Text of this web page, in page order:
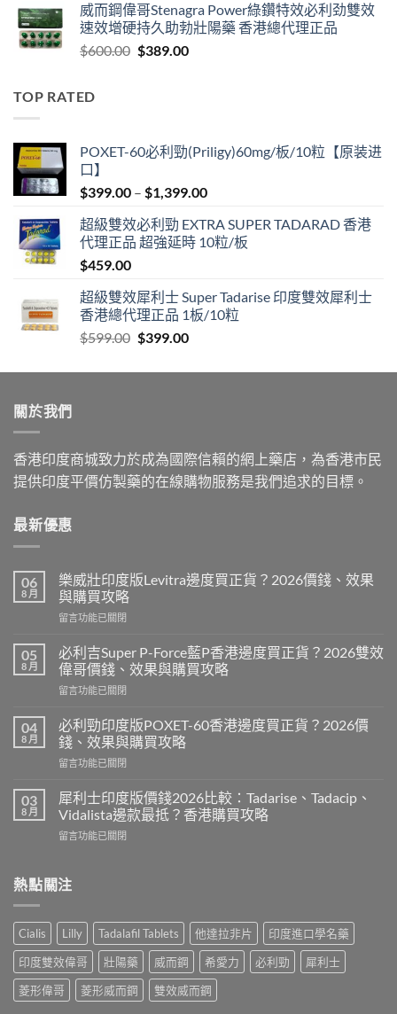
$399.00
through
威而鋼偉哥Stenagra Power綠鑽特效必利劲雙效
速效增硬持久助勃壯陽藥 香港總代理正品
$600.00 Original
$389.00Current
TOP RATED
POXET-60必利勁(Priligy)60mg/板/10粒【原装进
口】
$399.00 – $1,399.00Price
$399.00
through
超級雙效必利勁 EXTRA SUPER TADARAD 香港
代理正品 超強延時 10粒/板
$459.00
超級雙效犀利士 Super Tadarise 印度雙效犀利士
香港總代理正品 1板/10粒
$599.00 Original
was:
$399.00Current
is:
關於我們
香港印度商城致力於成為國際信賴的網上藥店，為香港市民
提供印度平價仿製藥的在線購物服務是我們追求的目標。
最新優惠
06
8 月
樂威壯印度版Levitra邊度買正貨？2026價錢、效果
與購買攻略
在
威
壯
印
度
Levitra
邊
度
買
貨？
2026
錢、
與
攻
略〉
中
留言功能已關閉
05
8 月
必利吉Super P-Force藍P香港邊度買正貨？2026雙效
偉哥價錢、效果與購買攻略
在
利
吉
Super
P-
藍
P
港
買
2026
雙
效
偉
哥
價
留言功能已關閉
04
8 月
必利勁印度版POXET-60香港邊度買正貨？2026價
錢、效果與購買攻略
在
利
勁
印
度
60
邊
度
買
正
貨？
2026
留言功能已關閉
03
8 月
犀利士印度版價錢2026比較：Tadarise、Tadacip、
Vidalista邊款最抵？香港購買攻略
在
士
印
版
價
錢
2026
比
較：
留言功能已關閉
熱點關注
Cialis Lilly Tadalafil Tablets 他達拉非片
印度進口學名藥
印度雙效偉哥
壯陽藥 威而鋼 希愛力 必利勁
犀利士
菱形偉哥
菱形威而鋼 雙效威而鋼